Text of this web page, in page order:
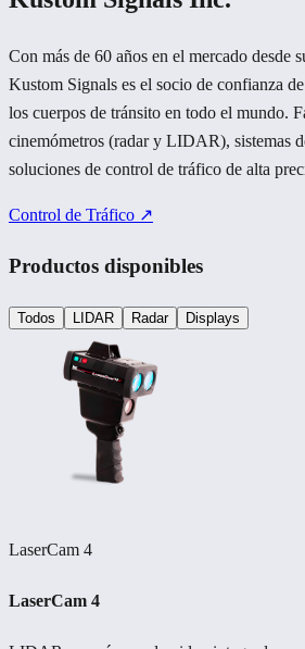
Con más de 60 años en el mercado desde
Kustom Signals es el socio de confianza
los cuerpos de tránsito en todo el mundo.
cinemómetros (radar y LIDAR), sistemas
soluciones de control de tráfico de alta
Control de Tráfico ↗
Productos disponibles
Todos LIDAR Radar Displays
LaserCam 4
LaserCam 4